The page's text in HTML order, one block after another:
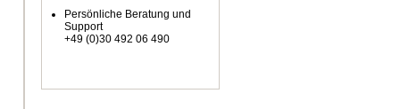
Persönliche Beratung und
Support
+49 (0)30 492 06 490